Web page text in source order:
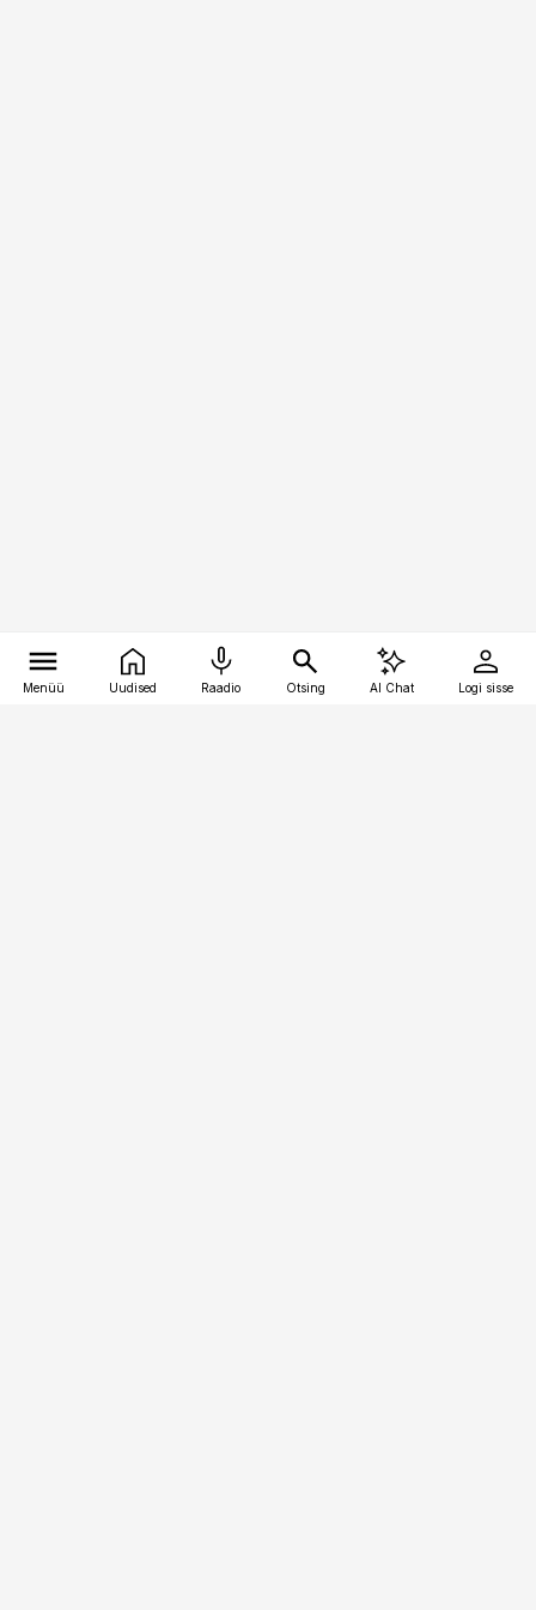
Menüü Uudised Raadio Otsing AI Chat Logi sisse